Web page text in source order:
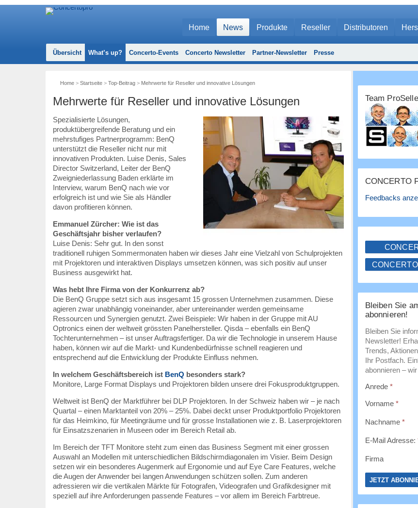
Home News Produkte Reseller Distributoren
Übersicht What’s up? Concerto-Events Concerto Newsletter Partner-Newsletter Presse
Home> Startseite> Top-Beitrag> Mehrwerte für Reseller und innovative Lösungen
Mehrwerte für Reseller und innovative Lösungen
Spezialisierte Lösungen,
produktübergreifende Beratung und ein
mehrstufiges Partnerprogramm: BenQ
unterstützt die Reseller nicht nur mit
innovativen Produkten. Luise Denis, Sales
Director Switzerland, Leiter der BenQ
Zweigniederlassung Baden erklärte im
Interview, warum BenQ nach wie vor
erfolgreich ist und wie Sie als Händler
davon profitieren können.
Emmanuel Zürcher: Wie ist das
Geschäftsjahr bisher verlaufen?
Luise Denis: Sehr gut. In den sonst
traditionell ruhigen Sommermonaten haben wir dieses Jahr eine Vielzahl von Schulprojekten
mit Projektoren und interaktiven Displays umsetzen können, was sich positiv auf unser
Business ausgewirkt hat.
Was hebt Ihre Firma von der Konkurrenz ab?
Die BenQ Gruppe setzt sich aus insgesamt 15 grossen Unternehmen zusammen. Diese
agieren zwar unabhängig voneinander, aber untereinander werden gemeinsame
Ressourcen und Synergien genutzt. Zwei Beispiele: Wir haben in der Gruppe mit AU
Optronics einen der weltweit grössten Panelhersteller. Qisda – ebenfalls ein BenQ
Tochterunternehmen – ist unser Auftragsfertiger. Da wir die Technologie in unserem Hause
haben, können wir auf die Markt- und Kundenbedürfnisse schnell reagieren und
entsprechend auf die Entwicklung der Produkte Einfluss nehmen.
In welchem Geschäftsbereich ist BenQ besonders stark?
Monitore, Large Format Displays und Projektoren bilden unsere drei Fokusproduktgruppen.
Weltweit ist BenQ der Marktführer bei DLP Projektoren. In der Schweiz haben wir – je nach
Quartal – einen Marktanteil von 20% – 25%. Dabei deckt unser Produktportfolio Projektoren
für das Heimkino, für Meetingräume und für grosse Installationen wie z. B. Laserprojektoren
für Einsatzszenarien in Museen oder im Bereich Retail ab.
Im Bereich der TFT Monitore steht zum einen das Business Segment mit einer grossen
Auswahl an Modellen mit unterschiedlichen Bildschirmdiagonalen im Visier. Beim Design
setzen wir ein besonderes Augenmerk auf Ergonomie und auf Eye Care Features, welche
die Augen der Anwender bei langen Anwendungen schützen sollen. Zum anderen
adressieren wir die vertikalen Märkte für Fotografen, Videografen und Grafikdesigner mit
speziell auf ihre Anforderungen passende Features – vor allem im Bereich Farbtreue.
Team
CONCERTO
Feedbacks
Bleiben Sie
abonnieren!
Bleiben Sie
Newsletter!
Trends,
Ihr Postfach.
abonnieren –
Anrede *
Vorname *
Nachname *
E-Mail Adresse:
Firma